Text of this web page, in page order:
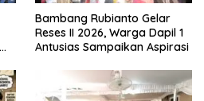
Bambang Rubianto Gelar
Reses II 2026, Warga Dapil 1
Antusias Sampaikan Aspirasi